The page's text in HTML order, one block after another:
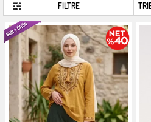
FILTRE